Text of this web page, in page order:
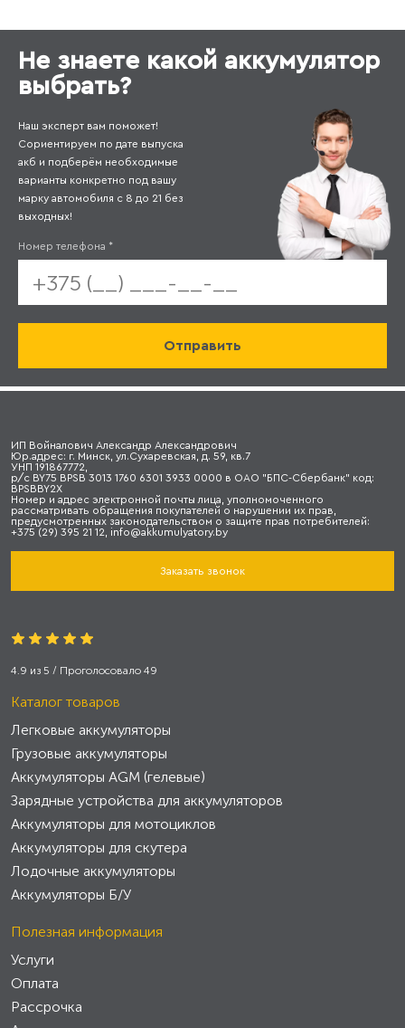
Не знаете какой аккумулятор
выбрать?
Наш эксперт вам поможет!
Сориентируем по дате выпуска
акб и подберём необходимые
варианты конкретно под вашу
марку автомобиля с 8 до 21 без
выходных!
Номер телефона *
ИП Войналович Александр Александрович
Юр.адрес: г. Минск, ул.Сухаревская, д. 59, кв.7
УНП 191867772,
р/с BY75 BPSB 3013 1760 6301 3933 0000 в ОАО "БПС-Сбербанк" код:
BPSBBY2X
Номер и адрес электронной почты лица, уполномоченного
рассматривать обращения покупателей о нарушении их прав,
предусмотренных законодательством о защите прав потребителей:
+375 (29) 395 21 12, info@akkumulyatory.by
Заказать звонок
4.9 из 5 / Проголосовало 49
Каталог товаров
Легковые аккумуляторы
Грузовые аккумуляторы
Аккумуляторы AGM (гелевые)
Зарядные устройства для аккумуляторов
Аккумуляторы для мотоциклов
Аккумуляторы для скутера
Лодочные аккумуляторы
Аккумуляторы Б/У
Полезная информация
Услуги
Оплата
Рассрочка